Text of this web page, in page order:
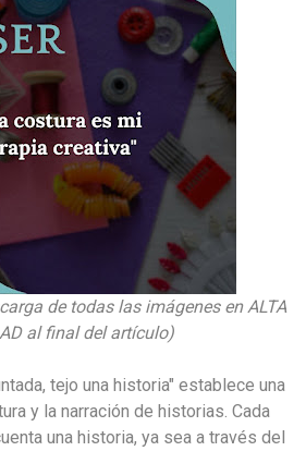
de todas las imágenes en ALTA
al final del artículo)
tejo una historia" establece una
y la narración de historias. Cada
una historia, ya sea a través del